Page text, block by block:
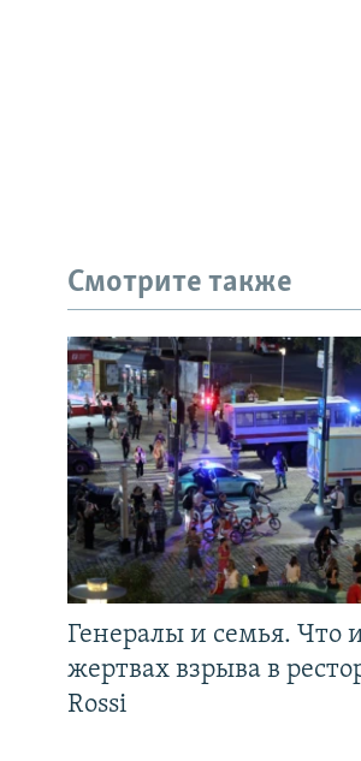
Смотрите также
Генералы и семья. Что
жертвах взрыва в
Rossi